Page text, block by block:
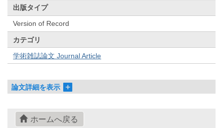
出版タイプ
Version of Record
カテゴリ
学術雑誌論文 Journal Article
論文詳細を表示
ホームへ戻る